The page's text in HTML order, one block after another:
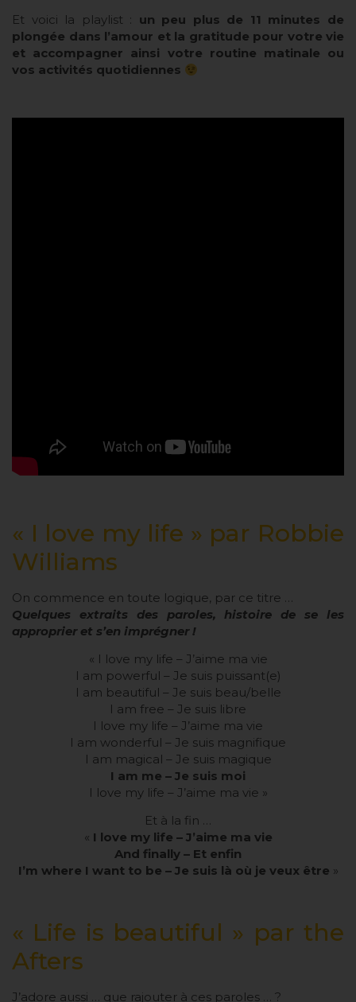
Et voici la playlist : un peu plus de 11 minutes de
plongée dans l’amour et la gratitude pour votre vie
et accompagner ainsi votre routine matinale ou
vos activités quotidiennes
« I love my life » par Robbie
Williams
On commence en toute logique, par ce titre …
Quelques extraits des paroles, histoire de se les
approprier et s’en imprégner !
« I love my life – J’aime ma vie
I am powerful – Je suis puissant(e)
I am beautiful – Je suis beau/belle
I am free – Je suis libre
I love my life – J’aime ma vie
I am wonderful – Je suis magnifique
I am magical – Je suis magique
I am me – Je suis moi
I love my life – J’aime ma vie »
Et à la fin …
« I love my life – J’aime ma vie
And finally – Et enfin
I’m where I want to be – Je suis là où je veux être »
« Life is beautiful » par the
Afters
J’adore aussi … que rajouter à ces paroles … ?